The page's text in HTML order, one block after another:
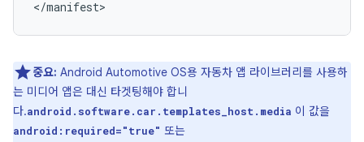
중요: Android Automotive OS용 자동차 앱 라이브러리를 사용하
는 미디어 앱은 대신 타겟팅해야 합니
다.android.software.car.templates_host.media 이 값을
android:required="true" 또는